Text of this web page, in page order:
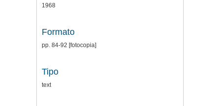
1968
Formato
pp. 84-92 [fotocopia]
Tipo
text